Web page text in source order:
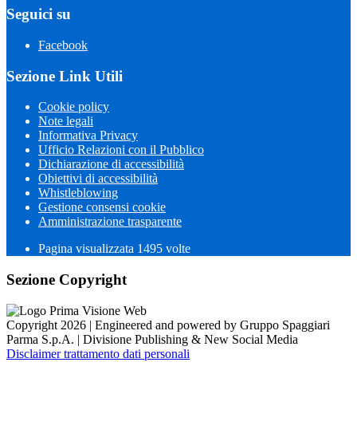
Seguici su
Facebook
Sezione Link Utili
Cookie policy
Note legali
Informativa Privacy
Ufficio Relazioni con il Pubblico
Dichiarazione di accessibilità
Obiettivi di accessibilità
Whistleblowing
Gestione consensi cookie
Amministrazione trasparente
Pagina visualizzata 1495 volte
Sezione Copyright
Copyright 2026 | Engineered and powered by Gruppo Spaggiari
Parma S.p.A. | Divisione Publishing & New Social Media
Disclaimer trattamento dati personali